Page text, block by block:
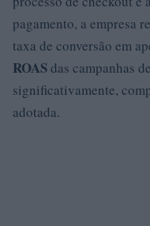
pagamento, a empresa
taxa de conversão em
ROASdas campanhas
significativamente,
adotada.